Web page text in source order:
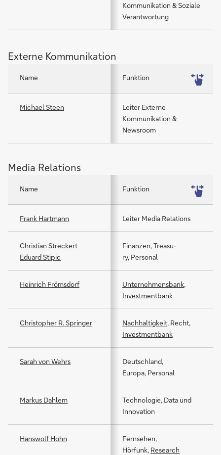
Kommunikation & Soziale
Verantwortung
Externe Kommunikation
Name Funktion
Michael Steen
Leiter Externe
Kommunikation &
Newsroom
Media Relations
Name Funktion
Frank Hartmann Leiter Media Relations
Christian Streckert
Eduard Stipic
Finanzen, Trea­su­
ry, Personal
Heinrich Frömsdorf Unternehmensbank,
Invest­mentbank
Christopher R. Springer Nachhaltigkeit, Recht,
Invest­mentbank
Sarah von Wehrs
Deutschland,
Europa, Personal
Markus Dahlem
Techno­lo­gie, Data und
In­no­va­tion
Hanswolf Hohn
Fernsehen,
Hörfunk, Research